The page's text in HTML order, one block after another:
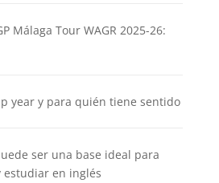
Málaga Tour WAGR 2025-26:
year y para quién tiene sentido
ser una base ideal para
en inglés